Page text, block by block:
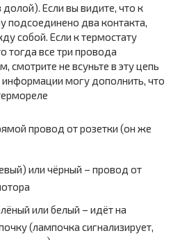
долой). Если вы видите, что к
подсоединено два контакта,
собой. Если к термостату
тогда все три провода
смотрите не всуньте в эту цепь
могу дополнить, что
провод от розетки (он же
или чёрный – провод от
или белый – идёт на
(лампочка сигнализирует,